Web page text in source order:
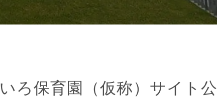
ろ保育園（仮称）サイト公